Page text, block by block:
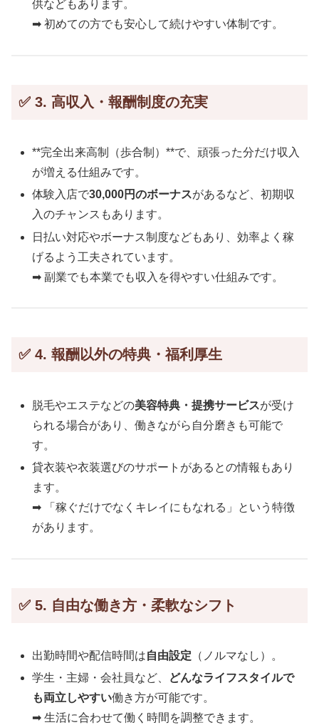
供などもあります。
➡ 初めての方でも安心して続けやすい体制です。
✅ 3. 高収入・報酬制度の充実
**完全出来高制（歩合制）**で、頑張った分だけ収入
が増える仕組みです。
体験入店で30,000円のボーナスがあるなど、初期収
入のチャンスもあります。
日払い対応やボーナス制度などもあり、効率よく稼
げるよう工夫されています。
➡ 副業でも本業でも収入を得やすい仕組みです。
✅ 4. 報酬以外の特典・福利厚生
脱毛やエステなどの美容特典・提携サービスが受け
られる場合があり、働きながら自分磨きも可能で
す。
貸衣装や衣装選びのサポートがあるとの情報もあり
ます。
➡ 「稼ぐだけでなくキレイにもなれる」という特徴
があります。
✅ 5. 自由な働き方・柔軟なシフト
出勤時間や配信時間は自由設定 （ノルマなし）。
学生・主婦・会社員など、
どんなライフスタイルで
も両立しやすい働き方が可能です。
➡ 生活に合わせて働く時間を調整できます。